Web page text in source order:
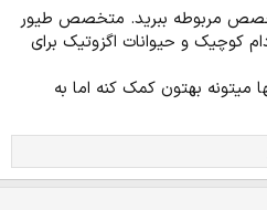
مربوطه ببرید. متخصص طیور
کوچیک و حیوانات اگزوتیک برای
میتونه بهتون کمک کنه اما به